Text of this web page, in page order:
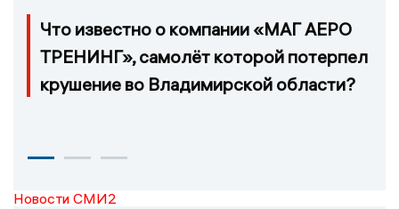
Что известно о компании «МАГ АЕРО
ТРЕНИНГ», самолёт которой потерпел
крушение во Владимирской области?
Новости СМИ2